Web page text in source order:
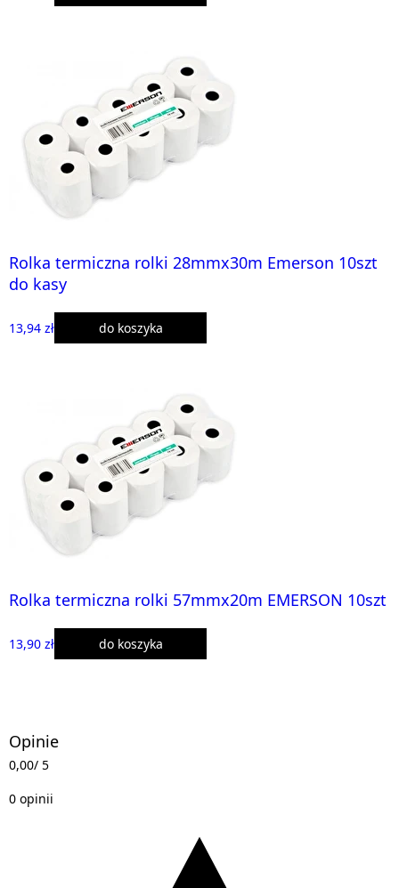
Rolka termiczna rolki 28mmx30m Emerson 10szt
do kasy
13,94 zł do koszyka
Rolka termiczna rolki 57mmx20m EMERSON 10szt
13,90 zł do koszyka
Opinie
0,00/ 5
0 opinii